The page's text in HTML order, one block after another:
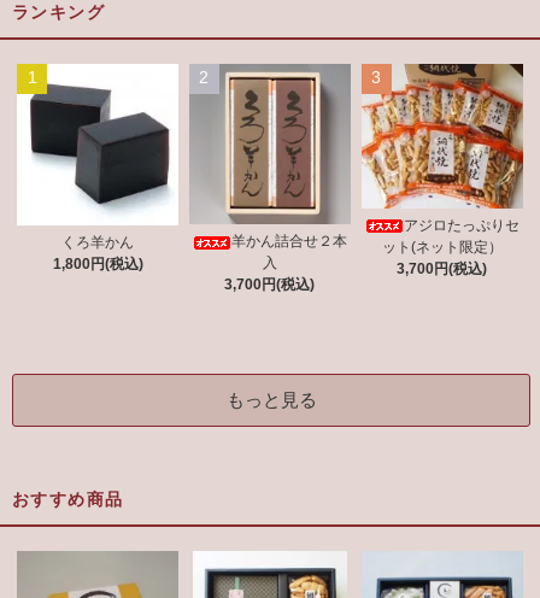
ランキング
1
くろ羊かん
1,800円(税込)
2
羊かん詰合せ２本
入
3,700円(税込)
3
アジロたっぷりセ
ット(ネット限定）
3,700円(税込)
もっと見る
おすすめ商品